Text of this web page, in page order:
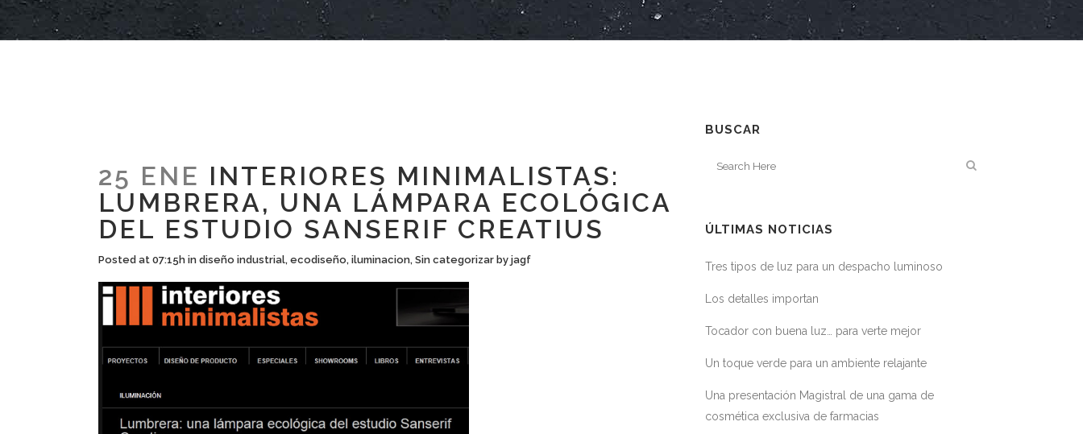
25 ENE INTERIORES MINIMALISTAS:
LUMBRERA, UNA LÁMPARA ECOLÓGICA
DEL ESTUDIO SANSERIF CREATIUS
Posted at 07:15h in diseño industrial, ecodiseño, iluminacion, Sin categorizar by jagf
BUSCAR
ÚLTIMAS NOTICIAS
Tres tipos de luz para un despacho luminoso
Los detalles importan
Tocador con buena luz… para verte mejor
Un toque verde para un ambiente relajante
Una presentación Magistral de una gama de
cosmética exclusiva de farmacias